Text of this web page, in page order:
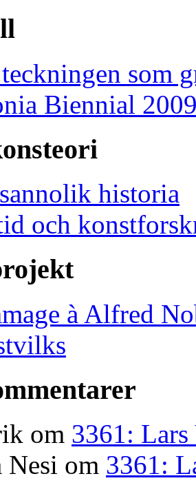
som
Biennial
historia
och
à Alfred
om 3361:
Nesi om 3361: